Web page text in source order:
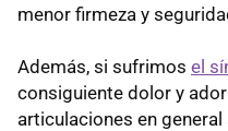
menor firmeza y
Además, si sufrimos el
consiguiente dolor y
articulaciones en